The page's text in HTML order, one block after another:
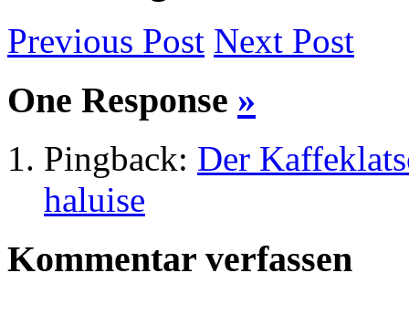
Previous Post Next Post
One Response »
Pingback: Der
haluise
Kommentar verfassen